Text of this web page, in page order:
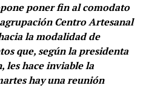
poner fin al comodato
Centro Artesanal
la modalidad de
que, según la presidenta
les hace inviable la
hay una reunión